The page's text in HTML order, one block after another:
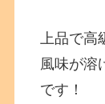
上品で高
風味が溶
です！